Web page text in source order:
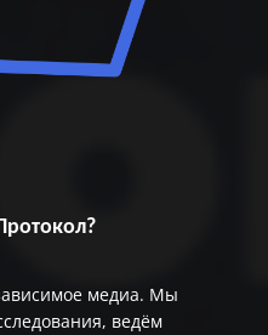
медиа. Мы
ведём